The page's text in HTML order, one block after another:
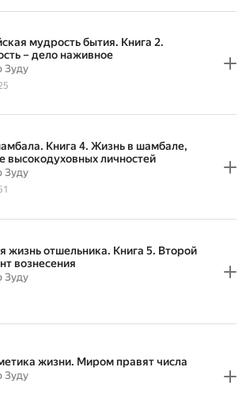
мудрость бытия. Книга 2.
– дело наживное
Зуду
Книга 4. Жизнь в шамбале,
высокодуховных личностей
Зуду
жизнь отшельника. Книга 5. Второй
вознесения
Зуду
жизни. Миром правят числа
Зуду